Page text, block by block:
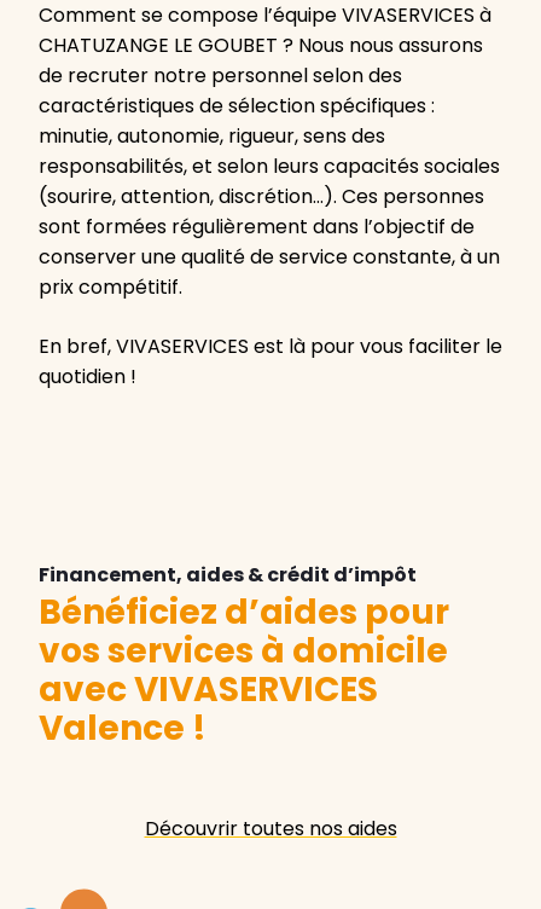
Comment se compose l’équipe VIVASERVICES à
CHATUZANGE LE GOUBET ? Nous nous assurons
de recruter notre personnel selon des
caractéristiques de sélection spécifiques :
minutie, autonomie, rigueur, sens des
responsabilités, et selon leurs capacités sociales
(sourire, attention, discrétion…). Ces personnes
sont formées régulièrement dans l’objectif de
conserver une qualité de service constante, à un
prix compétitif.
En bref, VIVASERVICES est là pour vous faciliter le
quotidien !
Financement, aides & crédit d’impôt
Bénéficiez d’aides pour
vos services à domicile
avec VIVASERVICES
Valence !
Découvrir toutes nos aides